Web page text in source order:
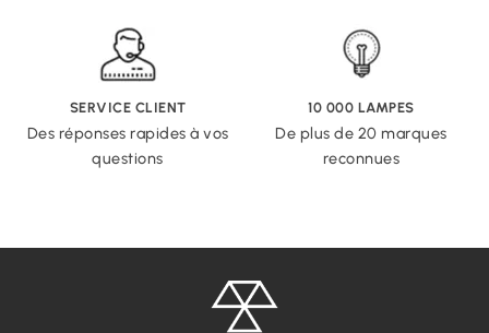
SERVICE CLIENT
Des réponses rapides à vos
questions
10 000 LAMPES
De plus de 20 marques
reconnues